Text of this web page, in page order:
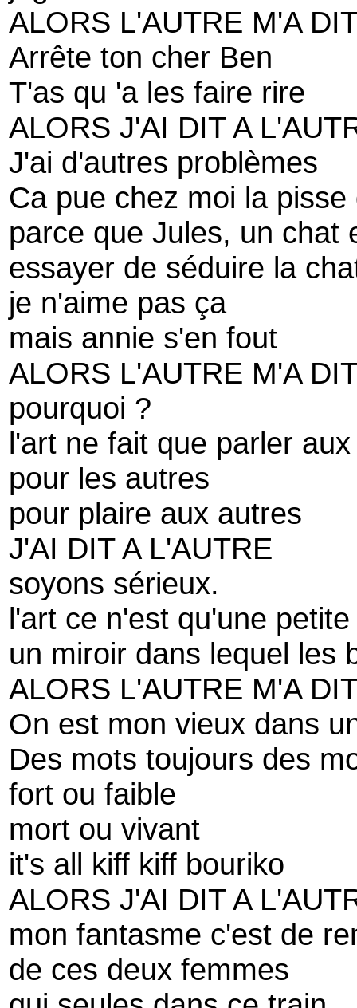
ALORS L'AUTRE M'A
Arrête ton cher Ben
T'as qu 'a les faire rire
ALORS J'AI DIT A
J'ai d'autres problèmes
Ca pue chez moi la pisse
parce que Jules, un chat
essayer de séduire la
je n'aime pas ça
mais annie s'en fout
ALORS L'AUTRE M'A
pourquoi ?
l'art ne fait que parler
pour les autres
pour plaire aux autres
J'AI DIT A L'AUTRE
soyons sérieux.
l'art ce n'est qu'une
un miroir dans lequel les
ALORS L'AUTRE M'A
On est mon vieux dans
Des mots toujours des
fort ou faible
mort ou vivant
it's all kiff kiff bouriko
ALORS J'AI DIT A
mon fantasme c'est de
de ces deux femmes